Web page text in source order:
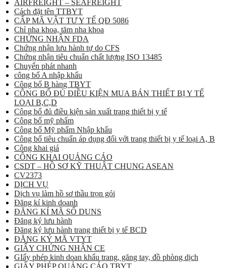
AIRFREIGHT – SEAFREIGHT
Cách đặt tên TTBYT
CẤP MÃ VẬT TƯ Y TẾ QĐ 5086
Chỉ nha khoa, tăm nha khoa
CHỨNG NHẬN FDA
Chứng nhận lưu hành tự do CFS
Chứng nhận tiêu chuẩn chất lượng ISO 13485
Chuyển phát nhanh
công bố A nhập khẩu
Công bố B hàng TBYT
CÔNG BỐ ĐỦ ĐIỀU KIỆN MUA BÁN THIẾT BỊ Y TẾ
LOẠI B,C,D
Công bố đủ điều kiện sản xuất trang thiết bị y tế
Công bố mỹ phẩm
Công bố Mỹ phẩm Nhập khẩu
Công bố tiêu chuẩn áp dụng đối với trang thiết bị y tế loại A, B
Công khai giá
CÔNG KHAI QUẢNG CÁO
CSDT – HỒ SƠ KỸ THUẬT CHUNG ASEAN
CV2373
DỊCH VỤ
Dịch vụ làm hồ sơ thầu trọn gói
Đăng kí kinh doanh
ĐĂNG KÍ MÃ SỐ DUNS
Đăng ký lưu hành
Đăng ký lưu hành trang thiết bị y tế BCD
ĐĂNG KÝ MÃ VTYT
GIẤY CHỨNG NHẬN CE
GIấy phép kinh doan khẩu trang, găng tay, đồ phòng dịch
GIẤY PHÉP QUẢNG CÁO TBYT